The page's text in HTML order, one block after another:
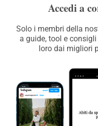
Accedi a
Solo i membri della
a guide, tool e
loro dai migliori